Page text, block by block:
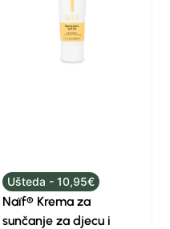
Ušteda - 10,95€
Naïf® Krema za
sunčanje za djecu i